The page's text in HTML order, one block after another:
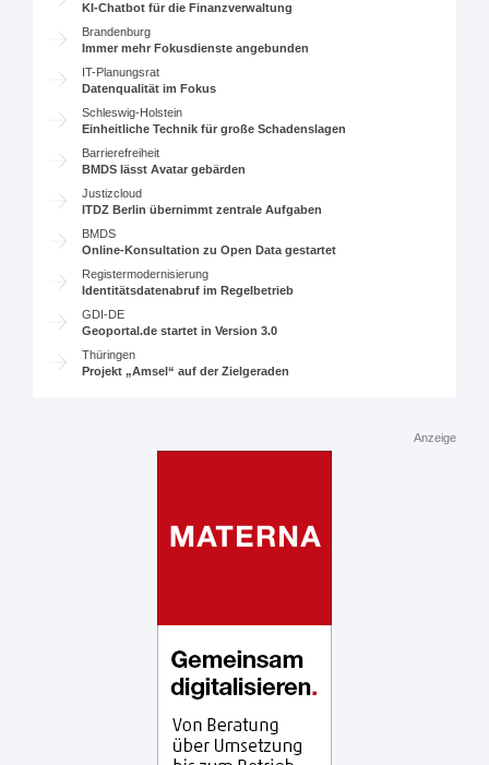
KI-Chatbot für die Finanzverwaltung
Brandenburg
Immer mehr Fokusdienste angebunden
IT-Planungsrat
Datenqualität im Fokus
Schleswig-Holstein
Einheitliche Technik für große Schadenslagen
Barrierefreiheit
BMDS lässt Avatar gebärden
Justizcloud
ITDZ Berlin übernimmt zentrale Aufgaben
BMDS
Online-Konsultation zu Open Data gestartet
Registermodernisierung
Identitätsdatenabruf im Regelbetrieb
GDI-DE
Geoportal.de startet in Version 3.0
Thüringen
Projekt „Amsel“ auf der Zielgeraden
Anzeige